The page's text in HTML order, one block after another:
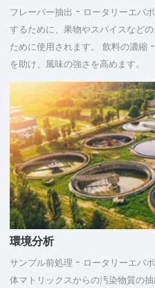
フレーバー抽出 - ロータリーエバ
するために、果物やスパイスなど
ために使用されます。 飲料の濃縮
を助け、風味の強さを高めます。
環境分析
サンプル前処理 - ロータリーエバ
体マトリックスからの汚染物質の